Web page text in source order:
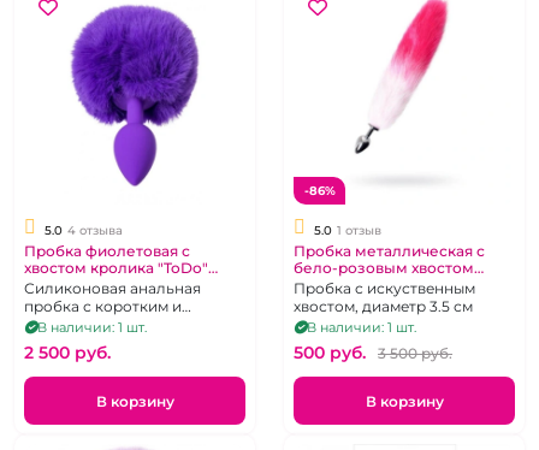
5.0 4 отзыва
Пробка фиолетовая с
хвостом кролика "ToDo"
силикон
Силиконовая анальная
пробка с коротким и
пушистым хвоостиком
В наличии: 1 шт.
2 500 pуб.
В корзину
-86%
5.0 1 отзыв
Пробка металлическая с
бело-розовым хвостом
"Metal"
Пробка с искуственным
хвостом, диаметр 3.5 см
В наличии: 1 шт.
500 pуб. 3 500 pуб.
В корзину